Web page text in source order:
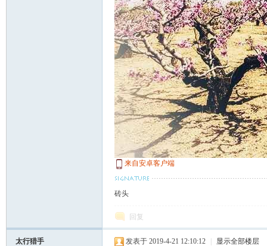
来自安卓客户端
砖头
回复
太行猎手 发表于 2019-4-21 12:10:12 显示全部楼层